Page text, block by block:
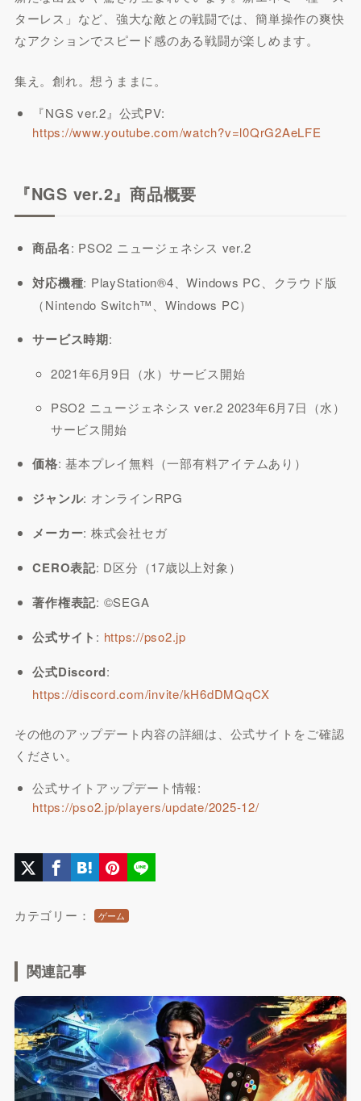
ターレス」など、強大な敵との戦闘では、簡単操作の爽快
なアクションでスピード感のある戦闘が楽しめます。
集え。創れ。想うままに。
『NGS ver.2』公式PV:
https://www.youtube.com/watch?v=l0QrG2AeLFE
『NGS ver.2』商品概要
商品名: PSO2 ニュージェネシス ver.2
対応機種: PlayStation®4、Windows PC、クラウド版
（Nintendo Switch™、Windows PC）
サービス時期:
2021年6月9日（水）サービス開始
PSO2 ニュージェネシス ver.2 2023年6月7日（水）
サービス開始
価格: 基本プレイ無料（一部有料アイテムあり）
ジャンル: オンラインRPG
メーカー: 株式会社セガ
CERO表記: D区分（17歳以上対象）
著作権表記: ©SEGA
公式サイト : https://pso2.jp
公式Discord:
https://discord.com/invite/kH6dDMQqCX
その他のアップデート内容の詳細は、公式サイトをご確認
ください。
公式サイトアップデート情報:
https://pso2.jp/players/update/2025-12/
カテゴリー： ゲーム
関連記事